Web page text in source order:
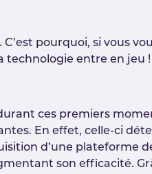
pourquoi, si vous
technologie entre en jeu !
ces premiers
En effet, celle-ci
d’une plateforme
son efficacité.